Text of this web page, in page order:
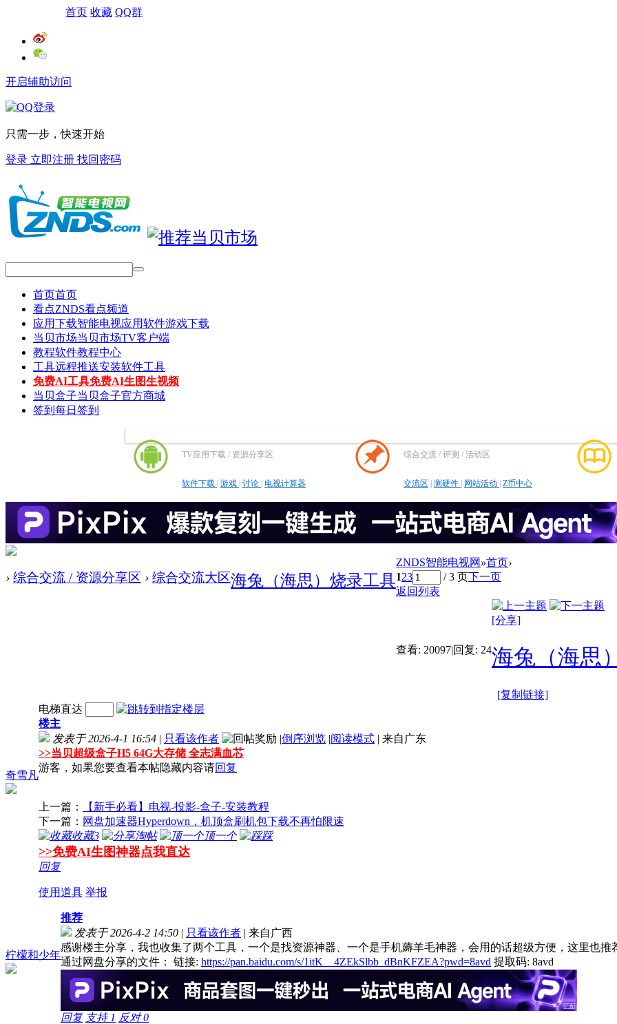
首页 收藏 QQ群
开启辅助访问
只需一步，快速开始
登录 立即注册 找回密码
首页首页
看点ZNDS看点频道
应用下载智能电视应用软件游戏下载
当贝市场当贝市场TV客户端
教程软件教程中心
工具远程推送安装软件工具
免费AI工具免费AI生图生视频
当贝盒子当贝盒子官方商城
签到 每日签到
TV应用下载 / 资源分享区
软件下载 | 游戏 | 讨论 | 电视计算器
综合交流 / 评测 / 活动区
交流区 | 测硬件 | 网站活动 | Z币中心
ZNDS智能电视网 »首页
› 综合交流 / 资源分享区 › 综合交流大区
›
海兔（海思）烧录工具123 / 3 页下一页
返回列表
查看: 20097|回复: 24
[分享]
海兔（海思
[复制链接]
奇雪凡
电梯直达
楼主
发表于 2026-4-1 16:54 | 只看该作者 |倒序浏览 |阅读模式 | 来自广东
>>当贝超级盒子H5 64G大存储 全志满血芯
游客，如果您要查看本帖隐藏内容请回复
上一篇：
【新手必看】电视-投影-盒子-安装教程
下一篇： 网盘加速器Hyperdown，机顶盒刷机包下载不再怕限速
收藏3 淘帖 顶一个 踩
>>免费AI生图神器点我直达
回复
使用道具 举报
柠檬和少年
推荐
发表于 2026-4-2 14:50 | 只看该作者 | 来自广西
感谢楼主分享，我也收集了两个工具，一个是找资源神器、一个是手机薅羊毛神器，会用的话超级方便，这里也推
通过网盘分享的文件： 链接: https://pan.baidu.com/s/1itK__4ZEkSlbb_dBnKFZEA?pwd=8avd 提取码: 8avd
回复 支持 1 反对0